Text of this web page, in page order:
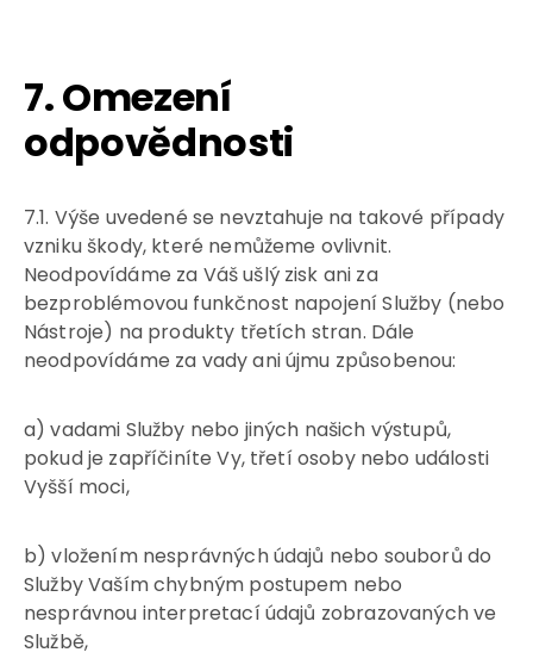
7. Omezení
odpovědnosti
7.1. Výše uvedené se nevztahuje na takové případy
vzniku škody, které nemůžeme ovlivnit.
Neodpovídáme za Váš ušlý zisk ani za
bezproblémovou funkčnost napojení Služby (nebo
Nástroje) na produkty třetích stran. Dále
neodpovídáme za vady ani újmu způsobenou:
a) vadami Služby nebo jiných našich výstupů,
pokud je zapříčiníte Vy, třetí osoby nebo události
Vyšší moci,
b) vložením nesprávných údajů nebo souborů do
Služby Vaším chybným postupem nebo
nesprávnou interpretací údajů zobrazovaných ve
Službě,